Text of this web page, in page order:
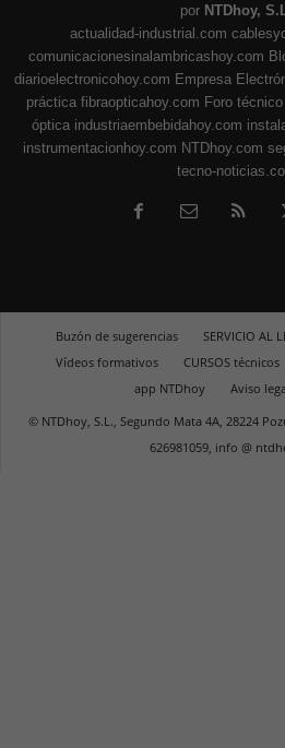
por NTDhoy,
actualidad-industrial.com
comunicacionesinalambricashoy.com
diarioelectronicohoy.com Empresa
práctica fibraopticahoy.com Foro
óptica industriaembebidahoy.com
instrumentacionhoy.com NTDhoy.com
tecno-
Buzón de sugerencias SERVICIO AL
Vídeos formativos
CURSOS técnicos
app NTDhoy
Aviso
© NTDhoy, S.L., Segundo Mata 4A, 28224
626981059, info @